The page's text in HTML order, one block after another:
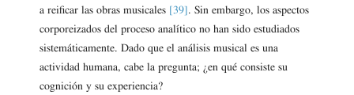
a reificar las obras musicales [39]. Sin embargo, los aspectos
corporeizados del proceso analítico no han sido estudiados
sistemáticamente. Dado que el análisis musical es una
actividad humana, cabe la pregunta; ¿en qué consiste su
cognición y su experiencia?